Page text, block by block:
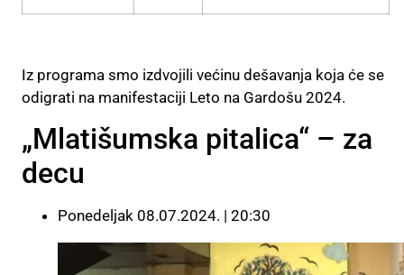
Iz programa smo izdvojili većinu dešavanja koja će se
odigrati na manifestaciji Leto na Gardošu 2024.
„Mlatišumska pitalica“ – za
decu
Ponedeljak 08.07.2024. | 20:30